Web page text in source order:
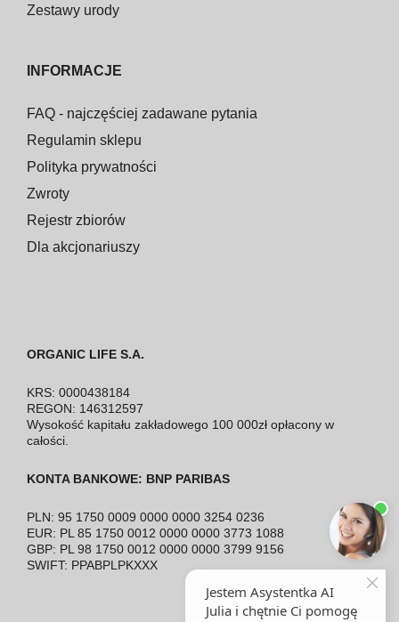
Zestawy urody
INFORMACJE
FAQ - najczęściej zadawane pytania
Regulamin sklepu
Polityka prywatności
Zwroty
Rejestr zbiorów
Dla akcjonariuszy
ORGANIC LIFE S.A.
KRS: 0000438184
REGON: 146312597
Wysokość kapitału zakładowego 100 000zł opłacony w
całości.
KONTA BANKOWE: BNP PARIBAS
PLN: 95 1750 0009 0000 0000 3254 0236
EUR: PL 85 1750 0012 0000 0000 3773 1088
GBP: PL 98 1750 0012 0000 0000 3799 9156
SWIFT: PPABPLPKXXX